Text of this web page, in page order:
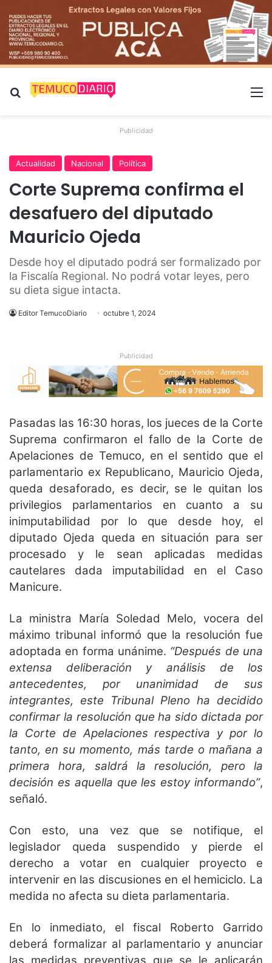
Buscar por
Publicidad
Actualidad Nacional Política
Corte Suprema confirma el
desafuero del diputado
Mauricio Ojeda
Desde hoy el diputado podrá ser formalizado por
la Fiscalía Regional. No podrá votar leyes, pero
su dieta sigue intacta.
Editor TemucoDiario octubre 1, 2024
Publicidad
Pasadas las 16:30 horas, los jueces de la Corte
Suprema confirmaron el fallo de la Corte de
Apelaciones de Temuco, en el sentido que el
parlamentario ex Republicano, Mauricio Ojeda,
queda desaforado, es decir, se le quitan los
privilegios parlamentarios en cuanto a su
inimputabilidad por lo que desde hoy, el
diputado Ojeda queda en situación para ser
procesado y le sean aplicadas medidas
cautelares dada imputabilidad en el Caso
Manicure.
La ministra María Soledad Melo, vocera del
máximo tribunal informó que la resolución fue
adoptada en forma unánime. “Después de una
extensa deliberación y análisis de los
antecedentes, por unanimidad de sus
integrantes, este Tribunal Pleno ha decidido
confirmar la resolución que ha sido dictada por
la Corte de Apelaciones respectiva y por lo
tanto, en su momento, más tarde o mañana a
primera hora, saldrá la resolución, pero la
decisión es aquella que les estoy informando”,
señaló.
Con esto, una vez que se notifique, el
legislador queda suspendido y pierde el
derecho a votar en cualquier proyecto e
intervenir en las discusiones en el hemiciclo. La
medida no afecta su dieta parlamentaria.
En lo inmediato, el fiscal Roberto Garrido
deberá formalizar al parlamentario y anunciar
las medidas preventivas que se le aplicarán